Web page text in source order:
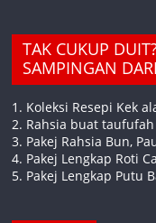
TAK CUKUP
SAMPINGAN
1. Koleksi Resepi Kek
2. Rahsia buat
3. Pakej Rahsia Bun,
4. Pakej Lengkap Roti
5. Pakej Lengkap Putu